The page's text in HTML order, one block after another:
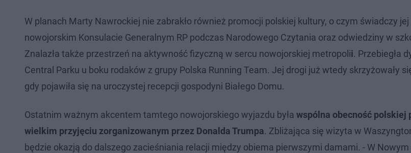
W planach Marty Nawrockiej nie zabrakło również promocji polskiej kultury, o czym świadczy
nowojorskim Konsulacie Generalnym RP podczas Narodowego Czytania oraz odwiedziny w
Znalazła także przestrzeń na aktywność fizyczną w sercu nowojorskiej metropolii. Przebiegła
Central Parku u boku rodaków z grupy Polska Running Team. Jej drogi już wtedy skrzyżowały
gdy pojawiła się na uroczystej recepcji gospodyni Białego Domu.
Ostatnim ważnym akcentem tamtego nowojorskiego wyjazdu była wspólna obecność polskiej
wielkim przyjęciu zorganizowanym przez Donalda Trumpa. Zbliżająca się wizyta w
będzie okazją do dalszego zacieśniania relacji między obiema pierwszymi damami. - W Nowym